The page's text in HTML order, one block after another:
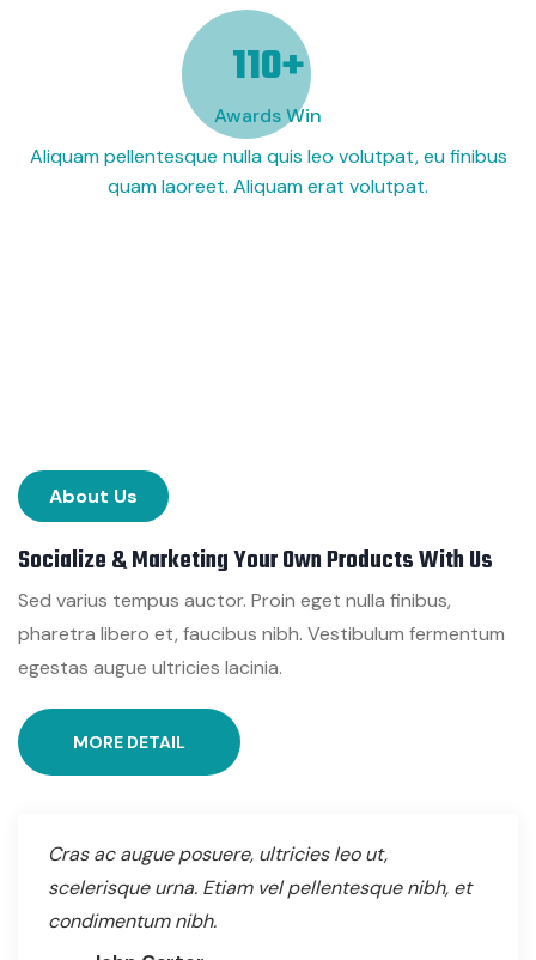
121+
Awards Win
Aliquam pellentesque nulla quis leo volutpat, eu finibus
quam laoreet. Aliquam erat volutpat.
About Us
Socialize & Marketing Your Own Products With Us
Sed varius tempus auctor. Proin eget nulla finibus,
pharetra libero et, faucibus nibh. Vestibulum fermentum
egestas augue ultricies lacinia.
MORE DETAIL
Cras ac augue posuere, ultricies leo ut,
scelerisque urna. Etiam vel pellentesque nibh, et
condimentum nibh.